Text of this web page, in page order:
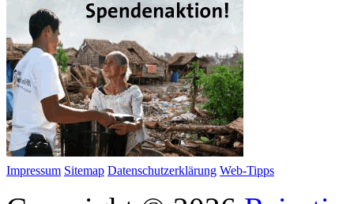
Impressum Sitemap Datenschutzerklärung Web-Tipps